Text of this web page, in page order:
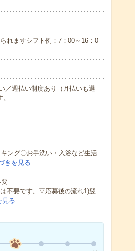
れますシフト例：7：00～16：0
週払い制度あり（月払いも選
ング〇お手洗い・入浴など生活
きを見る
要
不要です。▽応募後の流れ1)翌
見る